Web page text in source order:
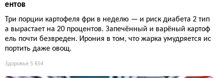
ентов
Три порции картофеля фри в неделю — и риск диабета 2 тип
а вырастает на 20 процентов. Запечённый и варёный картоф
ель почти безвреден. Ирония в том, что жарка умудряется ис
портить даже овощ.
Здоровье 5 654